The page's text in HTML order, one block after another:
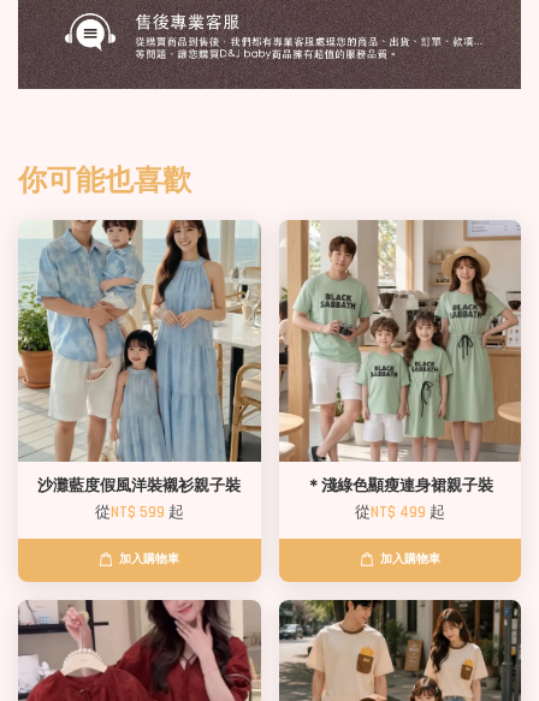
你可能也喜歡
沙灘藍度假風洋裝襯衫親子裝
從NT$ 599 起
加入購物車
＊淺綠色顯瘦連身裙親子裝
從NT$ 499 起
加入購物車